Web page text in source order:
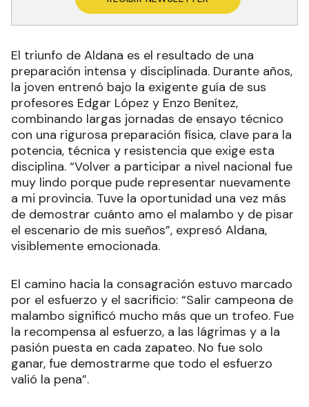
El triunfo de Aldana es el resultado de una
preparación intensa y disciplinada. Durante años,
la joven entrenó bajo la exigente guía de sus
profesores Edgar López y Enzo Benítez,
combinando largas jornadas de ensayo técnico
con una rigurosa preparación física, clave para la
potencia, técnica y resistencia que exige esta
disciplina. “Volver a participar a nivel nacional fue
muy lindo porque pude representar nuevamente
a mi provincia. Tuve la oportunidad una vez más
de demostrar cuánto amo el malambo y de pisar
el escenario de mis sueños”, expresó Aldana,
visiblemente emocionada.
El camino hacia la consagración estuvo marcado
por el esfuerzo y el sacrificio: “Salir campeona de
malambo significó mucho más que un trofeo. Fue
la recompensa al esfuerzo, a las lágrimas y a la
pasión puesta en cada zapateo. No fue solo
ganar, fue demostrarme que todo el esfuerzo
valió la pena”.